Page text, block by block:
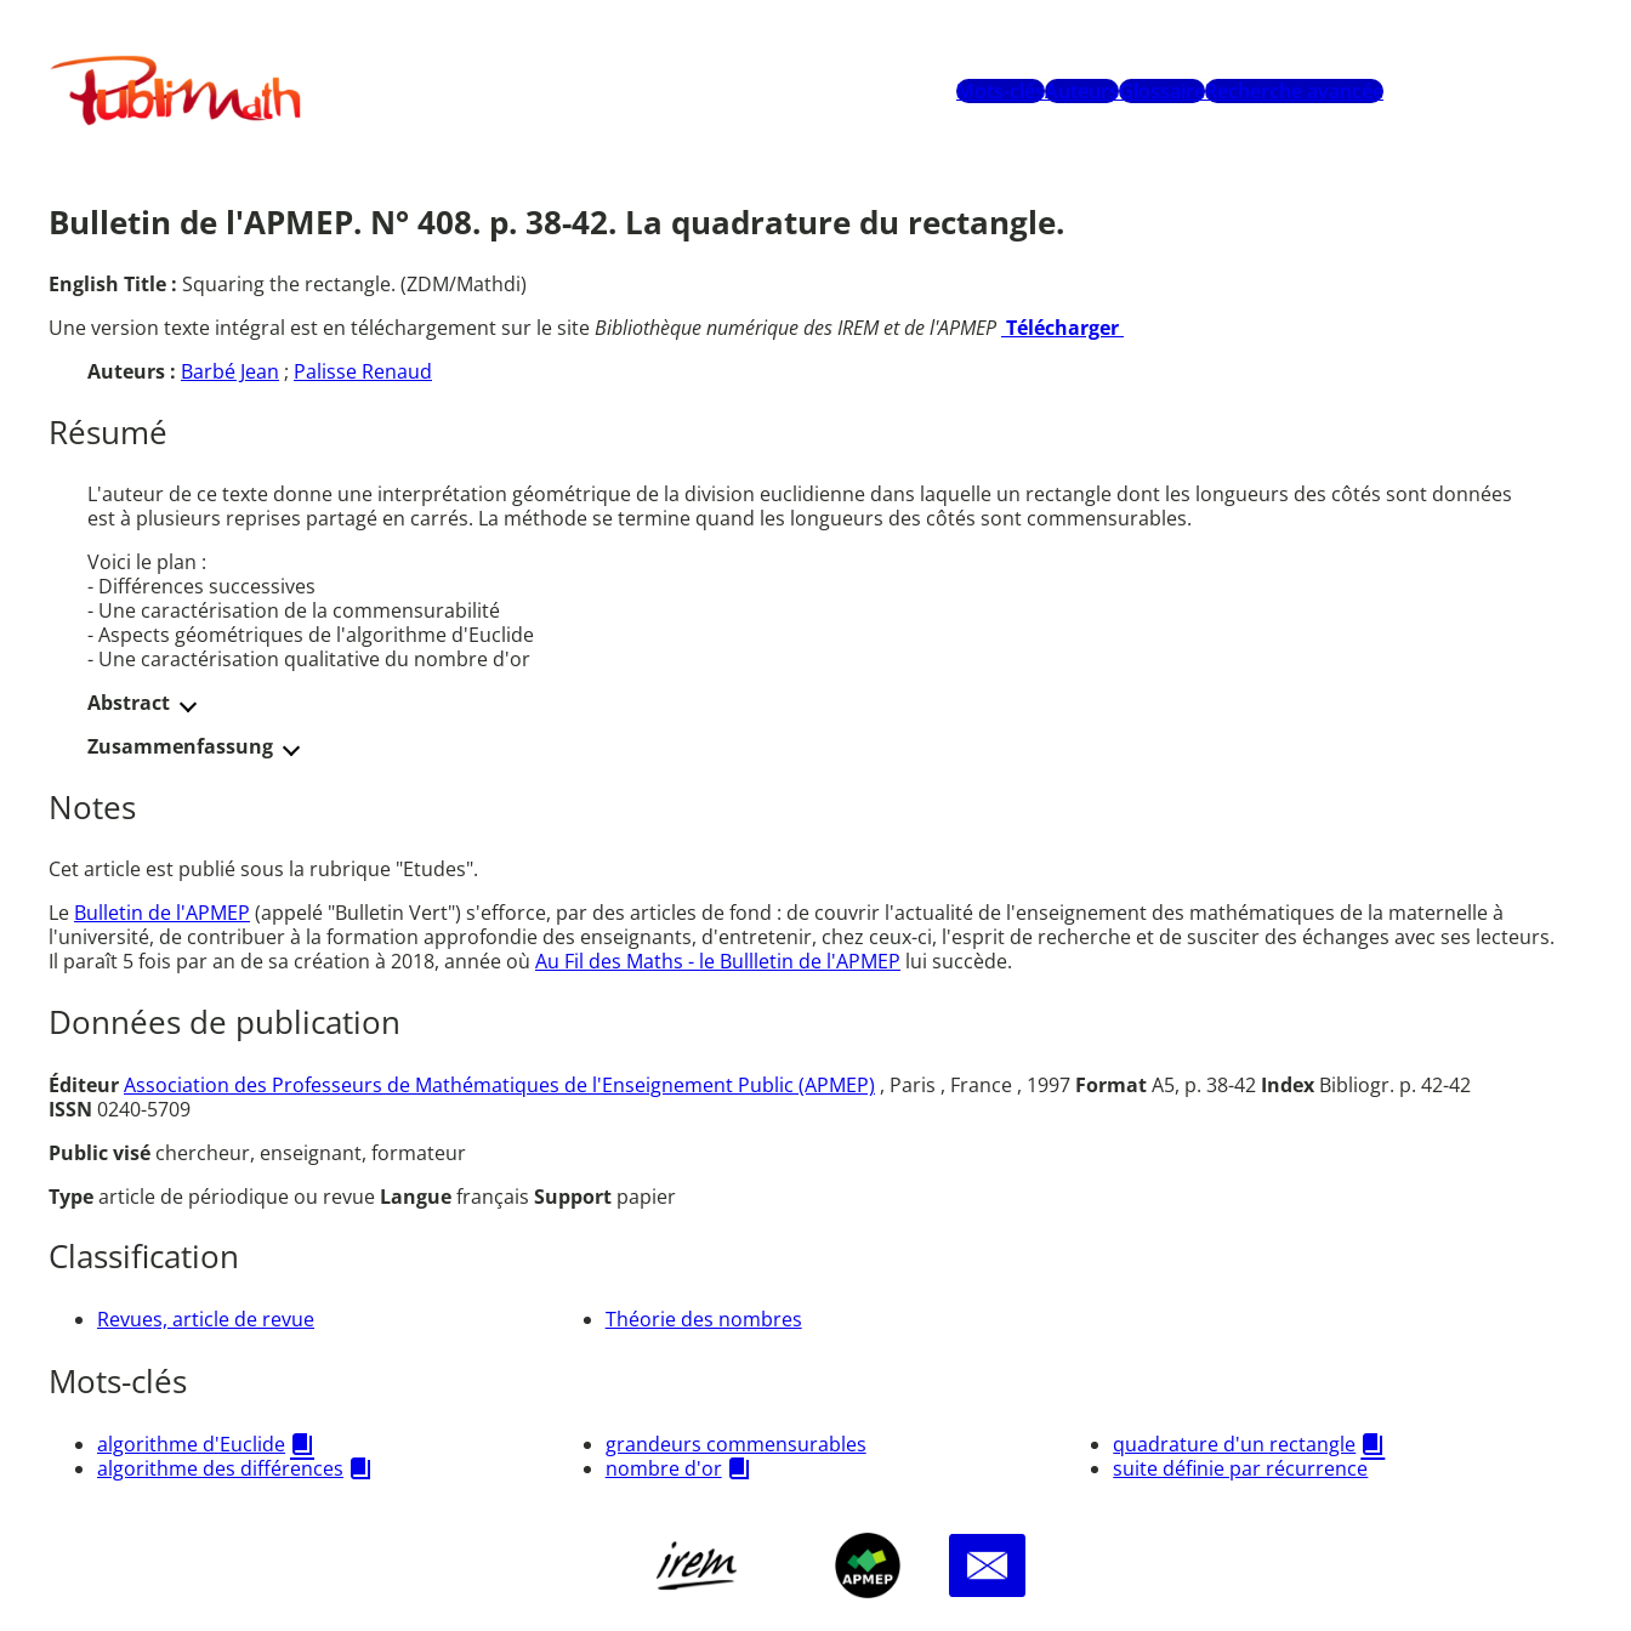
contenuPublimath
Mots-clésAuteursGlossaireRecherche avancée
Bulletin de l'APMEP. N° 408. p. 38-42. La quadrature du rectangle.
English Title : Squaring the rectangle. (ZDM/Mathdi)
Une version texte intégral est en téléchargement sur le siteBibliothèque numérique des IREM et de l'APMEP Télécharger
Auteurs : Barbé Jean ; Palisse Renaud
Résumé
L'auteur de ce texte donne une interprétation géométrique de la division euclidienne dans laquelle un rectangle dont les longueurs des côtés sont données
est à plusieurs reprises partagé en carrés. La méthode se termine quand les longueurs des côtés sont commensurables.
Voici le plan :
- Différences successives
- Une caractérisation de la commensurabilité
- Aspects géométriques de l'algorithme d'Euclide
- Une caractérisation qualitative du nombre d'or
Abstract
Zusammenfassung
Notes
Cet article est publié sous la rubrique "Etudes".
Le Bulletin de l'APMEP (appelé "Bulletin Vert") s'efforce, par des articles de fond : de couvrir l'actualité de l'enseignement des mathématiques de la maternelle à
l'université, de contribuer à la formation approfondie des enseignants, d'entretenir, chez ceux-ci, l'esprit de recherche et de susciter des échanges avec ses lecteurs.
Il paraît 5 fois par an de sa création à 2018, année où Au Fil des Maths - le Bullletin de l'APMEP lui succède.
Données de publication
ÉditeurAssociation des Professeurs de Mathématiques de l'Enseignement Public (APMEP) , Paris , France , 1997 FormatA5, p. 38-42 Index Bibliogr. p. 42-42
ISSN 0240-5709
Public visé chercheur, enseignant, formateur
Typearticle de périodique ou revue Languefrançais Support papier
Classification
Revues, article de revue Théorie des nombres
Mots-clés
algorithme d'Euclide
algorithme des différences
grandeurs commensurables
nombre d'or
quadrature d'un rectangle
suite définie par récurrence